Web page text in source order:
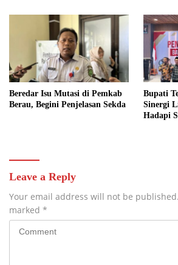
Beredar Isu Mutasi di Pemkab
Berau, Begini Penjelasan Sekda
Bupati
Sinergi
Hadapi
Leave a Reply
Your email address will not be published.
marked *